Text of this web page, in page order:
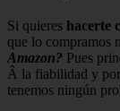
Si quieres hacerte
que lo compramos
Amazon? Pues
Â la fiabilidad y
tenemos ningún